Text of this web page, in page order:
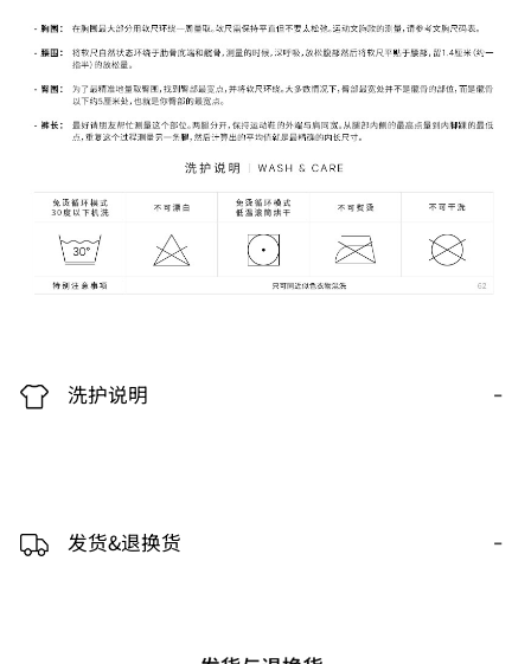
洗护说明 -
发货&退换货 -